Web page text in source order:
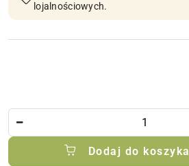
lojalnościowych.
Dodaj do koszyka